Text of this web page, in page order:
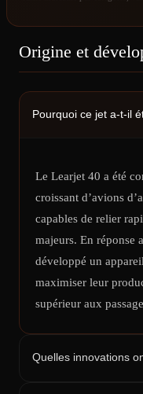
Origine et
Pourquoi ce jet a-t-il
Le Learjet 40 a été
croissant d’avions
capables de relier
majeurs. En réponse
développé un
maximiser leur
supérieur aux
Quelles innovations